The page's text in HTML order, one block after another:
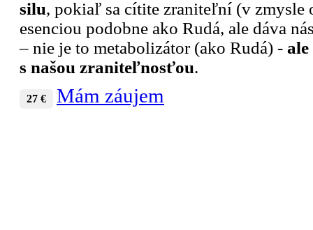
silu, pokiaľ sa cítite zraniteľní (v zmysle
esenciou podobne ako Rudá, ale dáva
– nie je to metabolizátor (ako Rudá) -
s našou zraniteľnosťou.
27 € Mám záujem